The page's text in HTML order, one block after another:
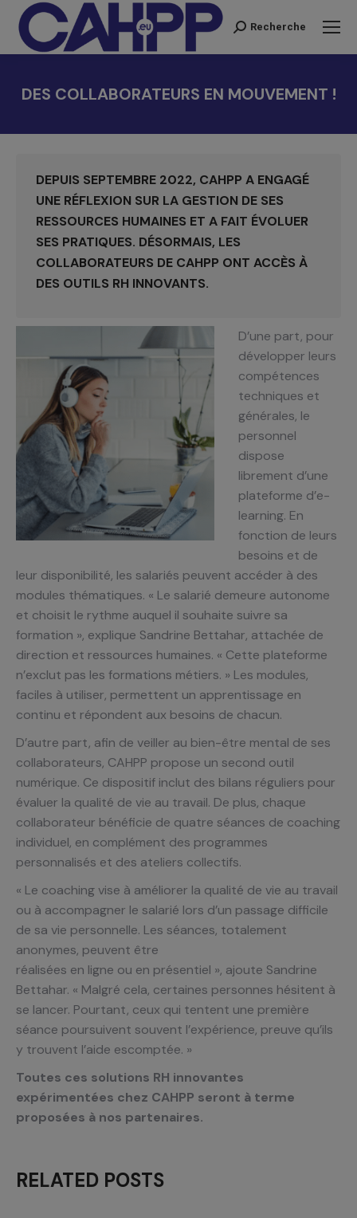
Recherche
Recherche
DES COLLABORATEURS EN MOUVEMENT !
DEPUIS SEPTEMBRE 2022, CAHPP A ENGAGÉ
UNE RÉFLEXION SUR LA GESTION DE SES
RESSOURCES HUMAINES ET A FAIT ÉVOLUER
SES PRATIQUES. DÉSORMAIS, LES
COLLABORATEURS DE CAHPP ONT ACCÈS À
DES OUTILS RH INNOVANTS.
D’une part, pour
développer leurs
compétences
techniques et
générales, le
personnel
dispose
librement d’une
plateforme d’e-
learning. En
fonction de leurs
besoins et de
leur disponibilité, les salariés peuvent accéder à des
modules thématiques. « Le salarié demeure autonome
et choisit le rythme auquel il souhaite suivre sa
formation », explique Sandrine Bettahar, attachée de
direction et ressources humaines. « Cette plateforme
n’exclut pas les formations métiers. » Les modules,
faciles à utiliser, permettent un apprentissage en
continu et répondent aux besoins de chacun.
D’autre part, afin de veiller au bien-être mental de ses
collaborateurs, CAHPP propose un second outil
numérique. Ce dispositif inclut des bilans réguliers pour
évaluer la qualité de vie au travail. De plus, chaque
collaborateur bénéficie de quatre séances de coaching
individuel, en complément des programmes
personnalisés et des ateliers collectifs.
« Le coaching vise à améliorer la qualité de vie au travail
ou à accompagner le salarié lors d’un passage difficile
de sa vie personnelle. Les séances, totalement
anonymes, peuvent être
réalisées en ligne ou en présentiel », ajoute Sandrine
Bettahar. « Malgré cela, certaines personnes hésitent à
se lancer. Pourtant, ceux qui tentent une première
séance poursuivent souvent l’expérience, preuve qu’ils
y trouvent l’aide escomptée. »
Toutes ces solutions RH innovantes
expérimentées chez CAHPP seront à terme
proposées à nos partenaires.
RELATED POSTS